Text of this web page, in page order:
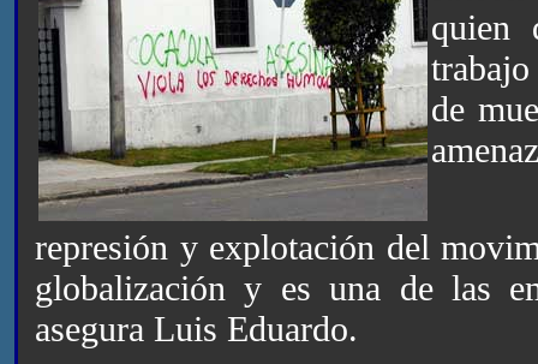
quien
de
represión y explotación del
globalización y es una de las
asegura Luis Eduardo.